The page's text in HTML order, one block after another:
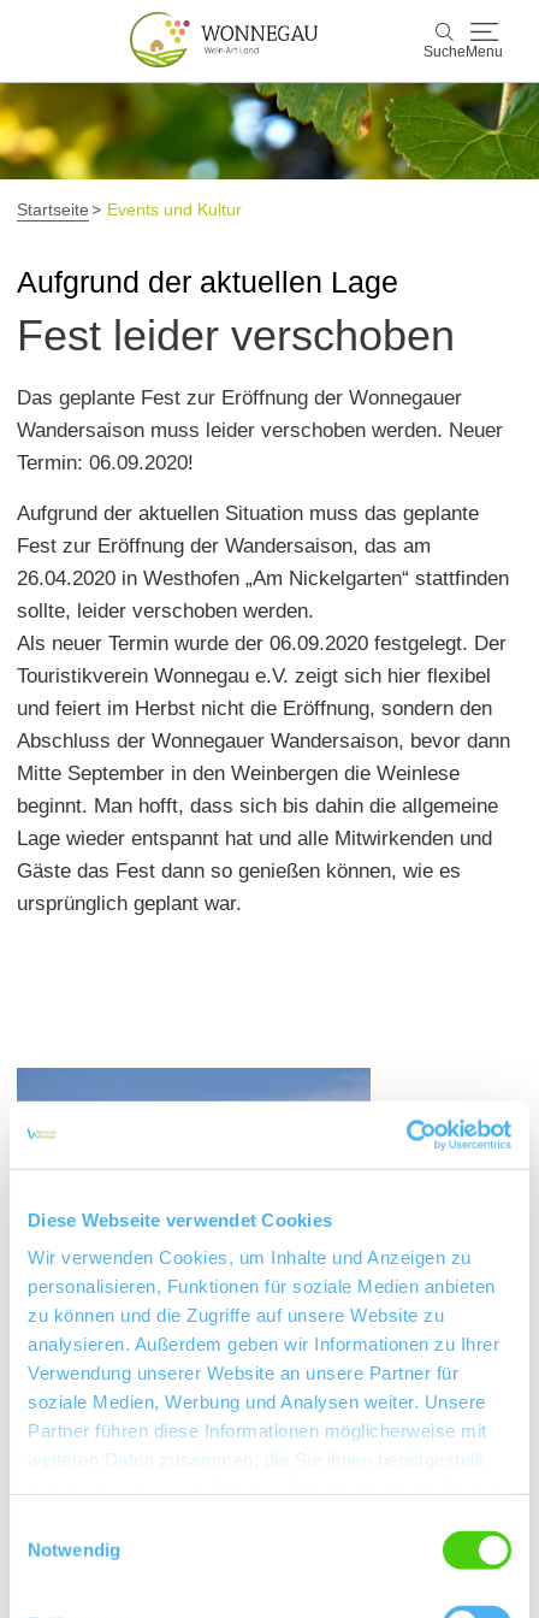
Diese Webseite verwendet Cookies
Wir verwenden Cookies, um Inhalte und Anzeigen zu
personalisieren, Funktionen für soziale Medien anbieten
zu können und die Zugriffe auf unsere Website zu
analysieren. Außerdem geben wir Informationen zu Ihrer
Verwendung unserer Website an unsere Partner für
soziale Medien, Werbung und Analysen weiter. Unsere
Partner führen diese Informationen möglicherweise mit
weiteren Daten zusammen, die Sie ihnen bereitgestellt
Notwendig
Suche Menu
Suche
Wonnegau
Entdecken & Erleben
Kultur & Events
Startseite Events und Kultur
Aufgrund der aktuellen Lage
Fest leider verschoben
Das geplante Fest zur Eröffnung der Wonnegauer
Wandersaison muss leider verschoben werden. Neuer
Termin: 06.09.2020!
Aufgrund der aktuellen Situation muss das geplante
Fest zur Eröffnung der Wandersaison, das am
26.04.2020 in Westhofen „Am Nickelgarten“ stattfinden
sollte, leider verschoben werden.
Als neuer Termin wurde der 06.09.2020 festgelegt. Der
Touristikverein Wonnegau e.V. zeigt sich hier flexibel
und feiert im Herbst nicht die Eröffnung, sondern den
Abschluss der Wonnegauer Wandersaison, bevor dann
Mitte September in den Weinbergen die Weinlese
beginnt. Man hofft, dass sich bis dahin die allgemeine
Lage wieder entspannt hat und alle Mitwirkenden und
Gäste das Fest dann so genießen können, wie es
ursprünglich geplant war.
Kontakt